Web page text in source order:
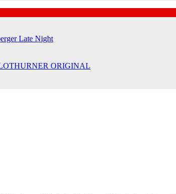
Late Night
ORIGINAL